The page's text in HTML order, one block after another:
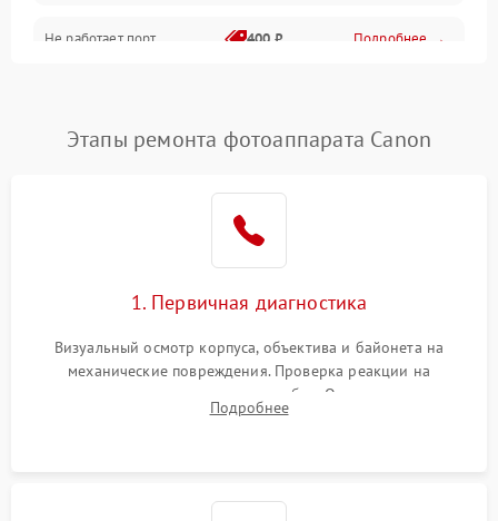
Коммуникации и интерфейсы
Не работает порт 400 ₽ Подробнее →
Этапы ремонта фотоаппарата Canon
1. Первичная диагностика
Визуальный осмотр корпуса, объектива и байонета на
механические повреждения. Проверка реакции на
включение, считывание кодов ошибок. Оценка состояния
матрицы и затвора, проверка работы автофокуса и вспышки.
Подробнее